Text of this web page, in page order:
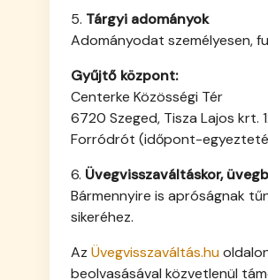
5. Tárgyi adományok
Adományodat személyesen,
Gyűjtő központ:
Centerke Közösségi Tér
6720 Szeged, Tisza Lajos krt.
Forródrót (időpont-
6. Üvegvisszaváltáskor,
Bármennyire is apróságnak
sikeréhez.
Az Üvegvisszaváltás.hu
beolvasásával közvetlenül